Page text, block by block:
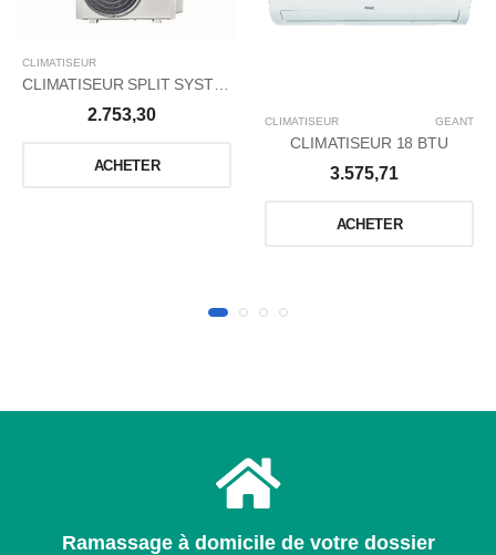
CLIMATISEUR
CLIMATISEUR SPLIT SYSTÈME -SIMPLE
2.753,30
ACHETER
CLIMATISEUR GÉANT
CLIMATISEUR 18 BTU
3.575,71
ACHETER
Ramassage à domicile de votre dossier